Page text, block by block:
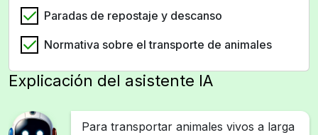
Paradas de repostaje y descanso
Normativa sobre el transporte de animales
Explicación del asistente IA
Para transportar animales vivos a larga